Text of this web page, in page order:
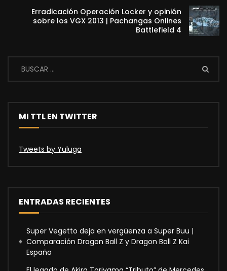
Erradicación Operación Locker y opinión
sobre los VGX 2013 | Pachangas Onlines
Battlefield 4
MI TTL EN TWITTER
Tweets by Yuluga
ENTRADAS RECIENTES
Super Vegetto deja en vergüenza a Super Buu |
Comparación Dragon Ball Z y Dragon Ball Z Kai
España